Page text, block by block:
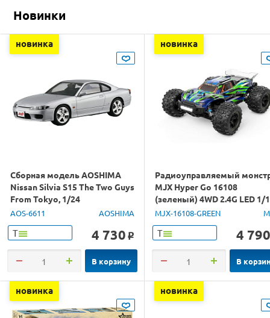
Новинки
новинка
Сборная модель AOSHIMA
Nissan Silvia S15 The Two Guys
From Tokyo, 1/24
AOS-6611 AOSHIMA
Т 4 730 o
В корзину
новинка
Радиоуправляемый
MJX Hyper Go 16108
(зеленый) 4WD 2.4G LED 1/
RTR
MJX-16108-GREEN
Т 4 790
В
новинка новинка